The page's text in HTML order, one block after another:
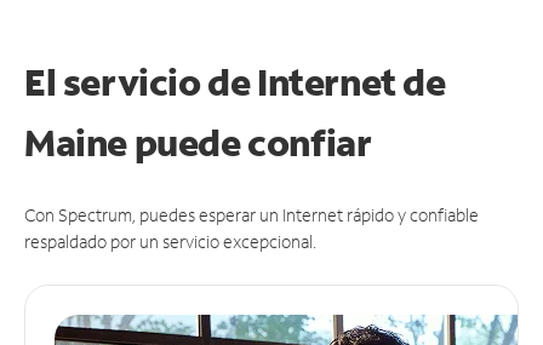
El servicio de Internet de
Maine puedeconfiar
Con Spectrum, puedes esperar un Internet rápido y confiable
respaldado por un servicio excepcional.